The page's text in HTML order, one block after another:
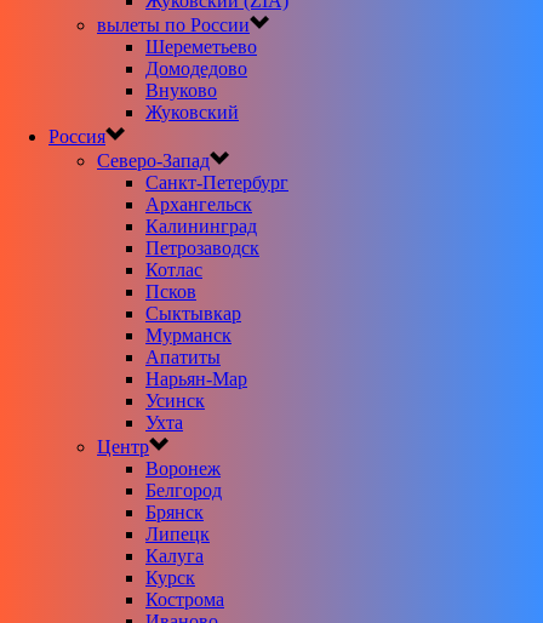
вылеты по России
Шереметьево
Домодедово
Внуково
Жуковский
Россия
Северо-Запад
Санкт-Петербург
Архангельск
Калининград
Петрозаводск
Котлас
Псков
Сыктывкар
Мурманск
Апатиты
Нарьян-Мар
Усинск
Ухта
Центр
Воронеж
Белгород
Брянск
Липецк
Калуга
Курск
Кострома